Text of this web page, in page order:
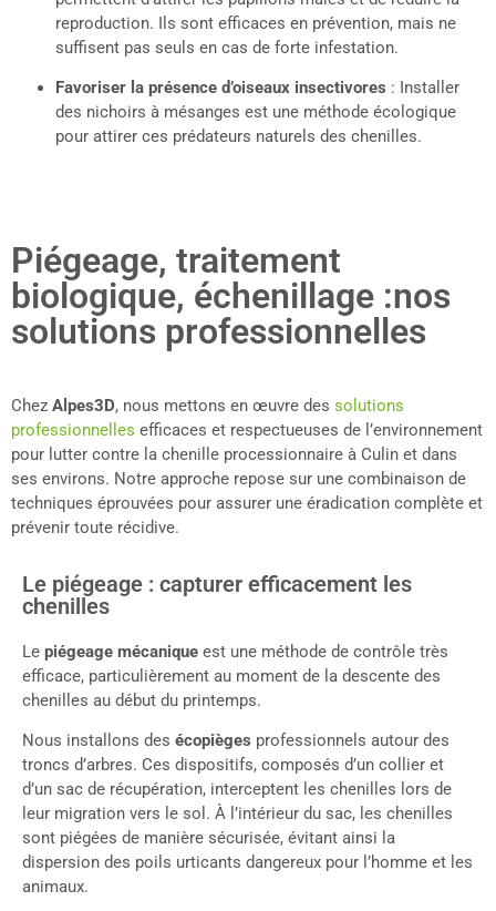
reproduction. Ils sont efficaces en prévention, mais ne
suffisent pas seuls en cas de forte infestation.
Favoriser la présence d’oiseaux insectivores : Installer
des nichoirs à mésanges est une méthode écologique
pour attirer ces prédateurs naturels des chenilles.
Piégeage, traitement
biologique, échenillage :nos
solutions professionnelles
Chez Alpes3D, nous mettons en œuvre des solutions
professionnelles efficaces et respectueuses de l’environnement
pour lutter contre la chenille processionnaire à Culin et dans
ses environs. Notre approche repose sur une combinaison de
techniques éprouvées pour assurer une éradication complète et
prévenir toute récidive.
Le piégeage : capturer efficacement les
chenilles
Le piégeage mécanique est une méthode de contrôle très
efficace, particulièrement au moment de la descente des
chenilles au début du printemps.
Nous installons des écopièges professionnels autour des
troncs d’arbres. Ces dispositifs, composés d’un collier et
d’un sac de récupération, interceptent les chenilles lors de
leur migration vers le sol. À l’intérieur du sac, les chenilles
sont piégées de manière sécurisée, évitant ainsi la
dispersion des poils urticants dangereux pour l’homme et les
animaux.